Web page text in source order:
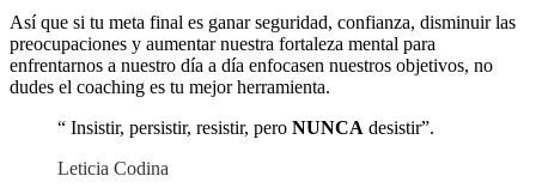
Así que si tu meta final es ganar seguridad, confianza, disminuir las
preocupaciones y aumentar nuestra fortaleza mental para
enfrentarnos a nuestro día a día enfocasen nuestros objetivos, no
dudes el coaching es tu mejor herramienta.
“ Insistir, persistir, resistir, pero NUNCA desistir”.
Leticia Codina